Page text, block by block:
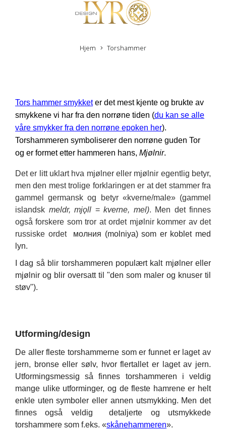
Hjem Torshammer
Tors hammer smykketer det mest kjente og brukte av
smykkene vi har fra den norrøne tiden (du kan se alle
våre smykker fra den norrøne epoken her).
Torshammeren symboliserer den norrøne guden Tor
og er formet etter hammeren hans, Mjølnir.
Det er litt uklart hva mjølner eller mjølnir egentlig betyr,
men den mest trolige forklaringen er at det stammer fra
gammel germansk og betyr «kverne/male» (gammel
islandsk meldr, mjǫll = kverne, mel). Men det finnes
også forskere som tror at ordet mjølnir kommer av det
russiske ordet
молния (molniya) som er koblet med
lyn.
I dag så blir torshammeren populært kalt mjølner eller
mjølnir og blir oversatt til "den som maler og knuser til
støv").
Utforming/design
De aller fleste torshammerne som er funnet er laget av
jern, bronse eller sølv, hvor flertallet er laget av jern.
Utformingsmessig så finnes torshammeren i veldig
mange ulike utforminger, og de fleste hamrene er helt
enkle uten symboler eller annen utsmykking. Men det
finnes også veldig detaljerte og utsmykkede
torshammere som f.eks. «skånehammeren».